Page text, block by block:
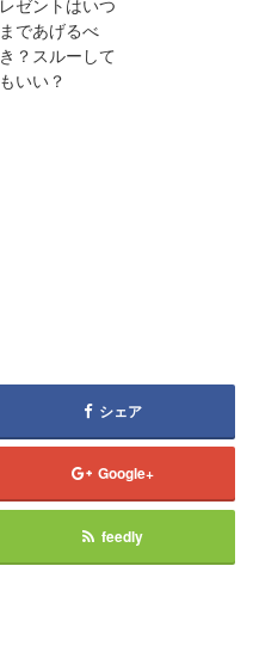
まであげるべ
き？スルーして
もいい？
シェア
Google+
feedly